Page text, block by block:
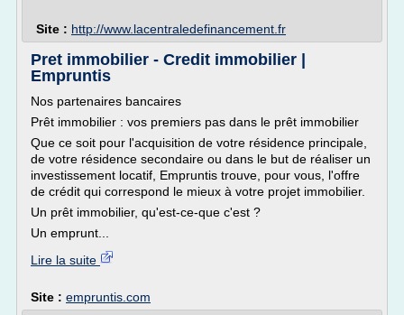
Site : http://www.lacentraledefinancement.fr
Pret immobilier - Credit immobilier |
Empruntis
Nos partenaires bancaires
Prêt immobilier : vos premiers pas dans le prêt immobilier
Que ce soit pour l'acquisition de votre résidence principale,
de votre résidence secondaire ou dans le but de réaliser un
investissement locatif, Empruntis trouve, pour vous, l'offre
de crédit qui correspond le mieux à votre projet immobilier.
Un prêt immobilier, qu'est-ce-que c'est ?
Un emprunt...
Lire la suite
Site : empruntis.com